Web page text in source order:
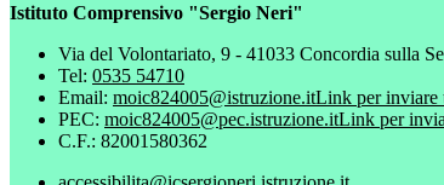
Istituto Comprensivo "Sergio Neri"
Via del Volontariato, 9 - 41033 Concordia sulla
Tel: 0535 54710
Email: moic824005@istruzione.itLink per inviare
PEC: moic824005@pec.istruzione.itLink per
C.F.: 82001580362